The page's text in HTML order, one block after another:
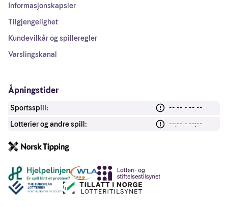
Informasjonskapsler
Tilgjengelighet
Kundevilkår og spilleregler
Varslingskanal
Åpningstider
Sportsspill:
--:-- - --:--
Lotterier og andre spill:
--:-- - --:--
Andre lenker